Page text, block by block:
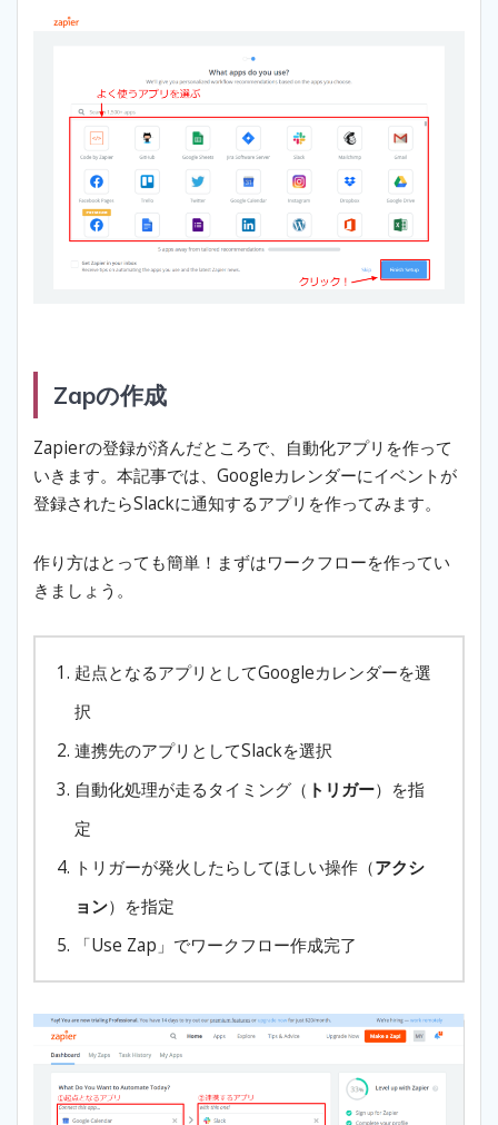
Zapの作成
Zapierの登録が済んだところで、自動化アプリを作って
いきます。本記事では、Googleカレンダーにイベントが
登録されたらSlackに通知するアプリを作ってみます。
作り方はとっても簡単！まずはワークフローを作ってい
きましょう。
起点となるアプリとしてGoogleカレンダーを選
択
連携先のアプリとしてSlackを選択
自動化処理が走るタイミング（ トリガー）を指
定
トリガーが発火したらしてほしい操作（アクシ
ョン）を指定
「Use Zap」でワークフロー作成完了